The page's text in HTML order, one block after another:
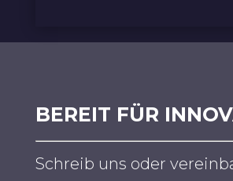
BEREIT FÜR
Schreib uns oder